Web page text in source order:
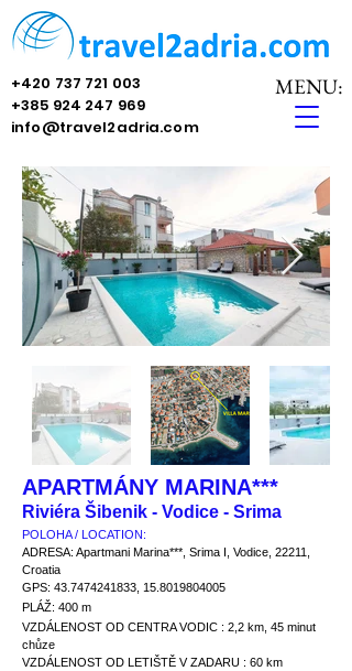
MENU:
+420 737 721 003
+385 924 247 969
info@travel2adria.com
APARTMÁNY MARINA***
Riviéra Šibenik - Vodice - Srima
POLOHA / LOCATION:
ADRESA: Apartmani Marina***, Srima I, Vodice, 22211,
Croatia
GPS: 43.7474241833 15.8019804005
PLÁŽ: 400 m
VZDÁLENOST OD CENTRA VODIC : 2,2 km, 45 minut
chůze
VZDÁLENOST OD LETIŠTĚ V ZADARU : 60 km